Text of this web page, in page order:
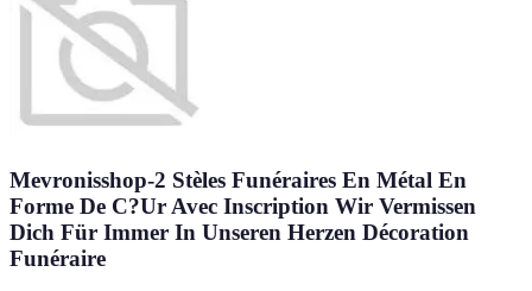
Mevronisshop-2 Stèles Funéraires En Métal En
Forme De C?Ur Avec Inscription Wir Vermissen
Dich Für Immer In Unseren Herzen Décoration
Funéraire